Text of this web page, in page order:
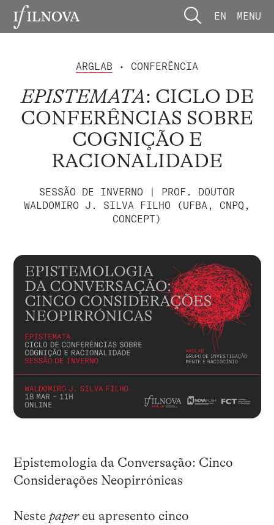
EN MENU
ARGLAB • CONFERÊNCIA
EPISTEMATA: CICLO DE
CONFERÊNCIAS SOBRE
COGNIÇÃO E
RACIONALIDADE
SESSÃO DE INVERNO | PROF. DOUTOR
WALDOMIRO J. SILVA FILHO (UFBA, CNPQ,
CONCEPT)
Epistemologia da Conversação: Cinco
Considerações Neopirrónicas
Neste papereu apresento cinco